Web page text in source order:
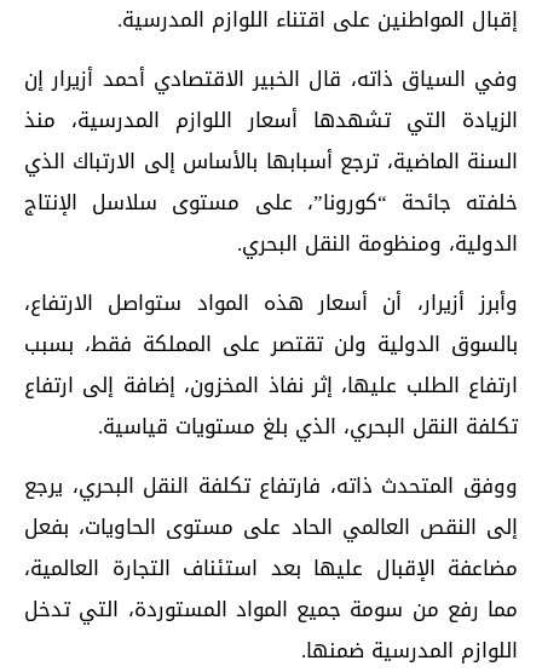
إقبال المواطنين على اقتناء اللوازم المدرسية.
وفي السياق ذاته، قال الخبير الاقتصادي أحمد أزيرار إن
الزيادة التي تشهدها أسعار اللوازم المدرسية، منذ
السنة الماضية، ترجع أسبابها بالأساس إلى الارتباك الذي
خلفته جائحة “كورونا”، على مستوى سلاسل الإنتاج
الدولية، ومنظومة النقل البحري.
وأبرز أزيرار، أن أسعار هذه المواد ستواصل الارتفاع،
بالسوق الدولية ولن تقتصر على المملكة فقط، بسبب
ارتفاع الطلب عليها، إثر نفاذ المخزون، إضافة إلى ارتفاع
تكلفة النقل البحري، الذي بلغ مستويات قياسية.
ووفق المتحدث ذاته، فارتفاع تكلفة النقل البحري، يرجع
إلى النقص العالمي الحاد على مستوى الحاويات، بفعل
مضاعفة الإقبال عليها بعد استئناف التجارة العالمية،
مما رفع من سومة جميع المواد المستوردة، التي تدخل
اللوازم المدرسية ضمنها.